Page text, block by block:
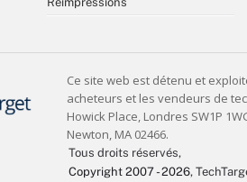
Tous droits réservés,
Copyright 2007 - 2026,